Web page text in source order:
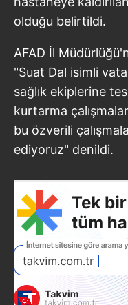
olduğu belirtildi.
AFAD İl
"Suat Dal isimli
sağlık ekiplerine
kurtarma
bu özverili
ediyoruz" denildi.